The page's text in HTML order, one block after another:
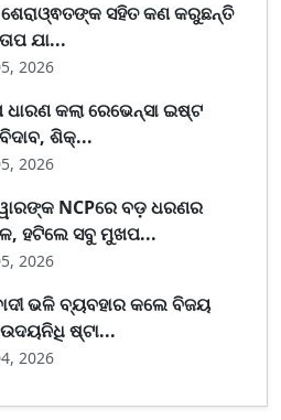
ସହିତ କଣ କରୁଛନ୍ତି
ଯା...
2026
କଲା ରେଭେନ୍ସା ଇଷ୍ଟ
ଶିକ୍...
2026
NCPରେ ବଡ଼ ଧରଣର
ହଟିଲେ ସବୁ ମୁଖପ...
2026
ଭଳି ବ୍ୟବହାର କଲେ ବିଜୟ
ଷ୍ଟା...
2026